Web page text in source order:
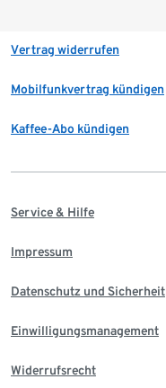
Vertrag widerrufen
Mobilfunkvertrag kündigen
Kaffee-Abo kündigen
Service & Hilfe
Impressum
Datenschutz und Sicherheit
Einwilligungsmanagement
Widerrufsrecht